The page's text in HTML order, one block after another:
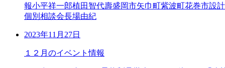
報小平祥一郎植田智代壽盛岡市矢巾町紫波町花巻市設計
個別相談会長場由紀
2023年11月27日
１２月のイベント情報